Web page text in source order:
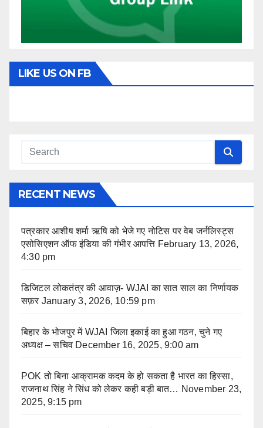
LIKE US ON FB
RECENT NEWS
पत्रकार आशीष शर्मा ऋषि को भेजे गए नोटिस पर वेब जर्नलिस्ट्स
एसोसिएशन ऑफ इंडिया की गंभीर आपत्ति February 13, 2026,
4:30 pm
डिजिटल लोकतंत्र की आवाज़- WJAI का सात साल का निर्णायक
सफ़र January 3, 2026, 10:59 pm
बिहार के भोजपुर में WJAI जिला इकाई का हुआ गठन, चुने गए
अध्यक्ष – सचिव December 16, 2025, 9:00 am
POK तो बिना आक्रामक कदम के हो सकता है भारत का हिस्सा,
राजनाथ सिंह ने सिंध को लेकर कही बड़ी बात… November 23,
2025, 9:15 pm